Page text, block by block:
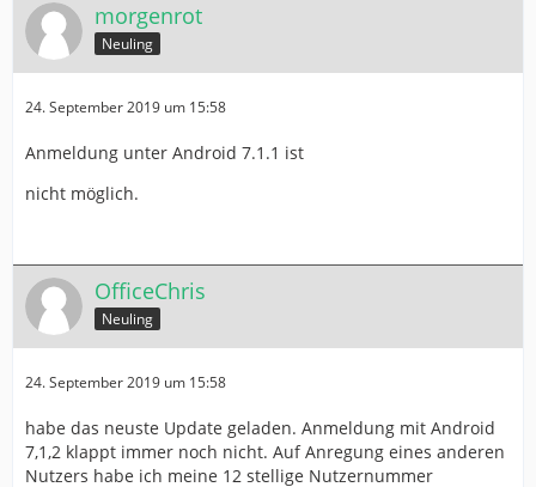
morgenrot
Neuling
24. September 2019 um 15:58
Anmeldung unter Android 7.1.1 ist
nicht möglich.
OfficeChris
Neuling
24. September 2019 um 15:58
habe das neuste Update geladen. Anmeldung mit Android
7,1,2 klappt immer noch nicht. Auf Anregung eines anderen
Nutzers habe ich meine 12 stellige Nutzernummer